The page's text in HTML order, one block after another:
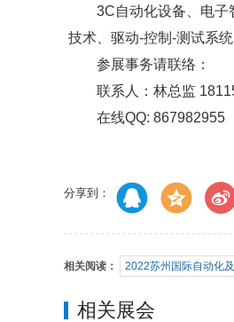
3C自动化设备、电子
技术、驱动-控制-测试系
参展事务请联络：
联系人：林总监
在线QQ: 867982955
分享到：
相关阅读： 2022苏州国际自动化
相关展会